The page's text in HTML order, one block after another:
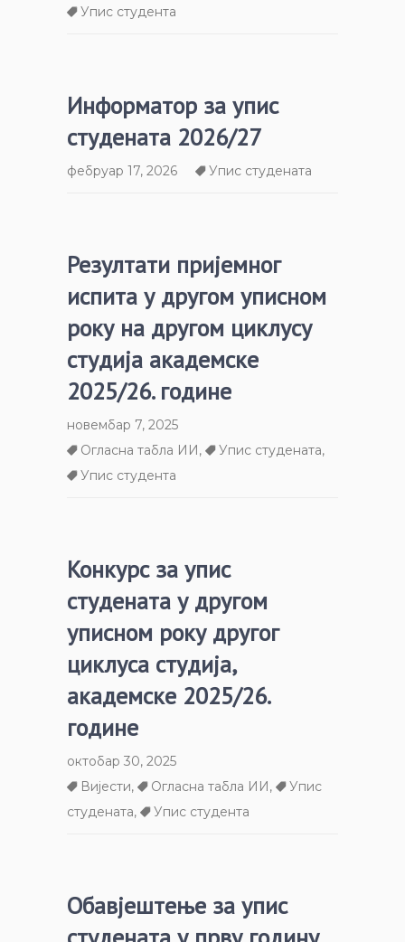
Упис студента
Информатор за упис
студената 2026/27
фебруар 17, 2026 Упис студената
Резултати пријемног
испита у другом уписном
року на другом циклусу
студија академске
2025/26. године
новембар 7, 2025
Огласна табла ИИ, Упис студената,
Упис студента
Конкурс за упис
студената у другом
уписном року другог
циклуса студија,
академске 2025/26.
године
октобар 30, 2025
Вијести, Огласна табла ИИ,
Упис
студената, Упис студента
Обавјештење за упис